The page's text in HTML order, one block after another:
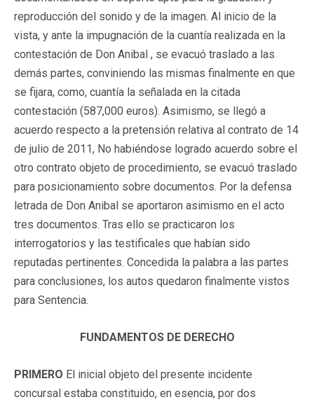
reproducción del sonido y de la imagen. Al inicio de la
vista, y ante la impugnación de la cuantía realizada en la
contestación de Don Anibal , se evacuó traslado a las
demás partes, conviniendo las mismas finalmente en que
se fijara, como, cuantía la señalada en la citada
contestación (587,000 euros). Asimismo, se llegó a
acuerdo respecto a la pretensión relativa al contrato de 14
de julio de 2011, No habiéndose logrado acuerdo sobre el
otro contrato objeto de procedimiento, se evacuó traslado
para posicionamiento sobre documentos. Por la defensa
letrada de Don Anibal se aportaron asimismo en el acto
tres documentos. Tras ello se practicaron los
interrogatorios y las testificales que habían sido
reputadas pertinentes. Concedida la palabra a las partes
para conclusiones, los autos quedaron finalmente vistos
para Sentencia.
FUNDAMENTOS DE DERECHO
PRIMERO El inicial objeto del presente incidente
concursal estaba constituido, en esencia, por dos